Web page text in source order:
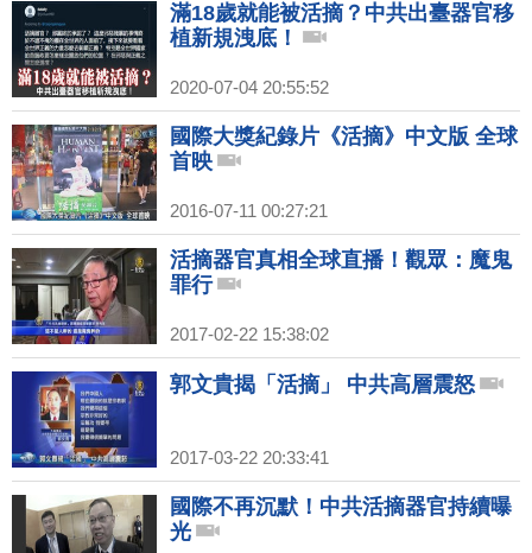
滿18歲就能被活摘？中共出臺器官移
植新規洩底！
2020-07-04 20:55:52
國際大獎紀錄片《活摘》中文版 全球
首映
2016-07-11 00:27:21
活摘器官真相全球直播！觀眾：魔鬼
罪行
2017-02-22 15:38:02
郭文貴揭「活摘」 中共高層震怒
2017-03-22 20:33:41
國際不再沉默！中共活摘器官持續曝
光